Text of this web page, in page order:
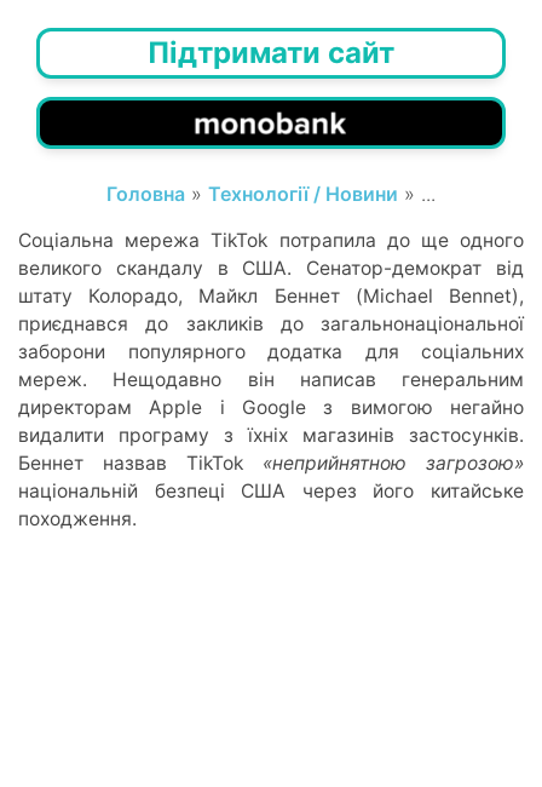
Підтримати сайт
Головна » Технології / Новини » ...
Соціальна мережа TikTok потрапила до ще одного
великого скандалу в США. Сенатор-демократ від
штату Колорадо, Майкл Беннет (Michael Bennet),
приєднався до закликів до загальнонаціональної
заборони популярного додатка для соціальних
мереж. Нещодавно він написав генеральним
директорам Apple і Google з вимогою негайно
видалити програму з їхніх магазинів застосунків.
Беннет назвав TikTok «неприйнятною загрозою»
національній безпеці США через його китайське
походження.